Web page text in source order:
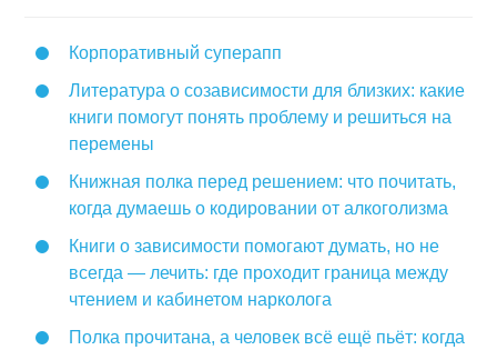
Корпоративный суперапп
Литература о созависимости для близких: какие
книги помогут понять проблему и решиться на
перемены
Книжная полка перед решением: что почитать,
когда думаешь о кодировании от алкоголизма
Книги о зависимости помогают думать, но не
всегда — лечить: где проходит граница между
чтением и кабинетом нарколога
Полка прочитана, а человек всё ещё пьёт: когда